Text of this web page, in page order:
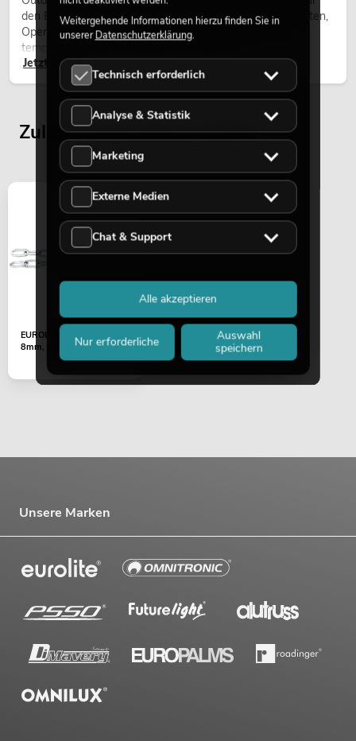
den Einsatz im Freien. Sie werden bei Festivals, Stadtfesten,
Open-Air-Konzerten, Architekturinszenierungen und
temporären Außeninstallationen eingesetzt.
Jetzt lesen
Zuletzt angesehene Artikel
EUROLITE Rundstahlkette
8mm, WLL 400kg, 1m
Unsere Marken
Weitergehende Informationen hierzu finden Sie in
unsererDatenschutzerklärung.
Technisch erforderlich
Analyse & Statistik
Marketing
Externe Medien
Chat & Support
Nur erforderliche
Auswahl
speichern
Alle akzeptieren